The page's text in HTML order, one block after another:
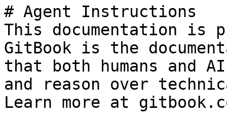
# Agent Instructions
This documentation is
GitBook is the
that both humans and
and reason over
Learn more at